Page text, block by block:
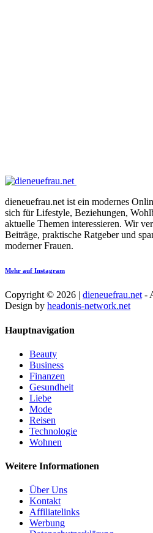
dieneuefrau.net ist ein modernes
sich für Lifestyle, Beziehungen,
aktuelle Themen interessieren. Wir
Beiträge, praktische Ratgeber und
moderner Frauen.
Mehr auf Instagram
Copyright © 2026 | dieneuefrau.net -
Design by headonis-network.net
Hauptnavigation
Beauty
Business
Finanzen
Gesundheit
Liebe
Mode
Reisen
Technologie
Wohnen
Weitere Informationen
Über Uns
Kontakt
Affiliatelinks
Werbung